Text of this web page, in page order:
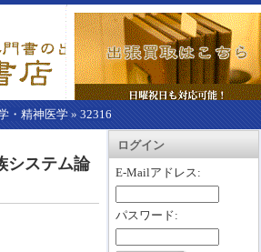
・精神医学 » 32316
カートを見る
ログイン
E-Mailアドレス:
パスワード:
システム論